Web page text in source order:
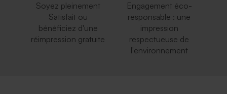
Soyez pleinement
Satisfait ou
bénéficiez d'une
réimpression gratuite
Engagement éco-
responsable : une
impression
respectueuse de
l'environnement